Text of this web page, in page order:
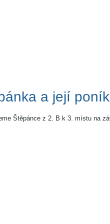
a její
Štěpánce z 2. B k 3. místu na